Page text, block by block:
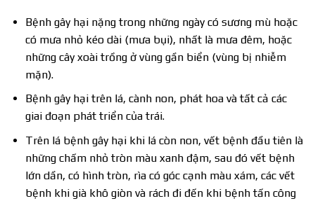
Bệnh gây hại nặng trong những ngày có sương mù hoặc
có mưa nhỏ kéo dài (mưa bụi), nhất là mưa đêm, hoặc
những cây xoài trồng ở vùng gần biển (vùng bị nhiễm
mặn).
Bệnh gây hại trên lá, cành non, phát hoa và tất cả các
giai đoạn phát triển của trái.
Trên lá bệnh gây hại khi lá còn non, vết bệnh đầu tiên là
những chấm nhỏ tròn màu xanh đậm, sau đó vết bệnh
lớn dần, có hình tròn, rìa có góc cạnh màu xám, các vết
bệnh khi già khô giòn và rách đi đến khi bệnh tấn công